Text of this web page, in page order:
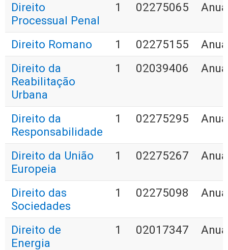
Direito
Processual Penal
1 02275065
Direito Romano 1 02275155
Direito da
Reabilitação
Urbana
1 02039406
Direito da
Responsabilidade
1 02275295
Direito da União
Europeia
1 02275267
Direito das
Sociedades
1 02275098
Direito de
Energia
1 02017347